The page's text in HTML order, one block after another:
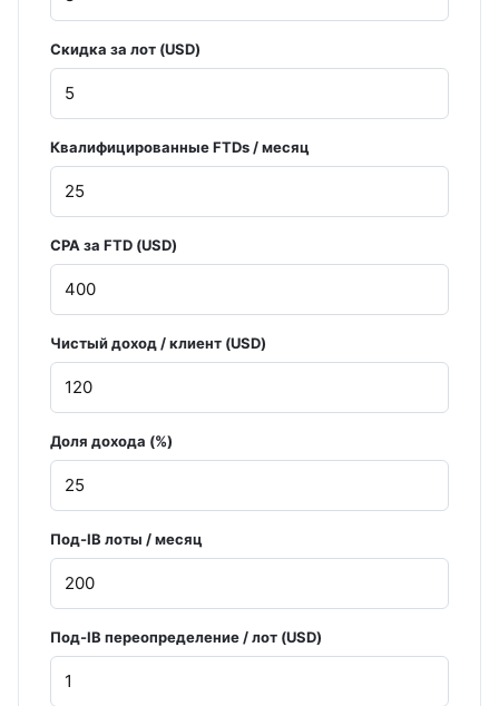
Скидка за лот (USD)
Квалифицированные FTDs / месяц
CPA за FTD (USD)
Чистый доход / клиент (USD)
Доля дохода (%)
Под-IB лоты / месяц
Под-IB переопределение / лот (USD)